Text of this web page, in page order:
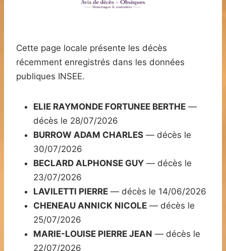
Cette page locale présente les décès
récemment enregistrés dans les données
publiques INSEE.
ELIE RAYMONDE FORTUNEE BERTHE —
décès le 28/07/2026
BURROW ADAM CHARLES — décès le
30/07/2026
BECLARD ALPHONSE GUY — décès le
23/07/2026
LAVILETTI PIERRE — décès le 14/06/2026
CHENEAU ANNICK NICOLE — décès le
25/07/2026
MARIE-LOUISE PIERRE JEAN — décès le
22/07/2026